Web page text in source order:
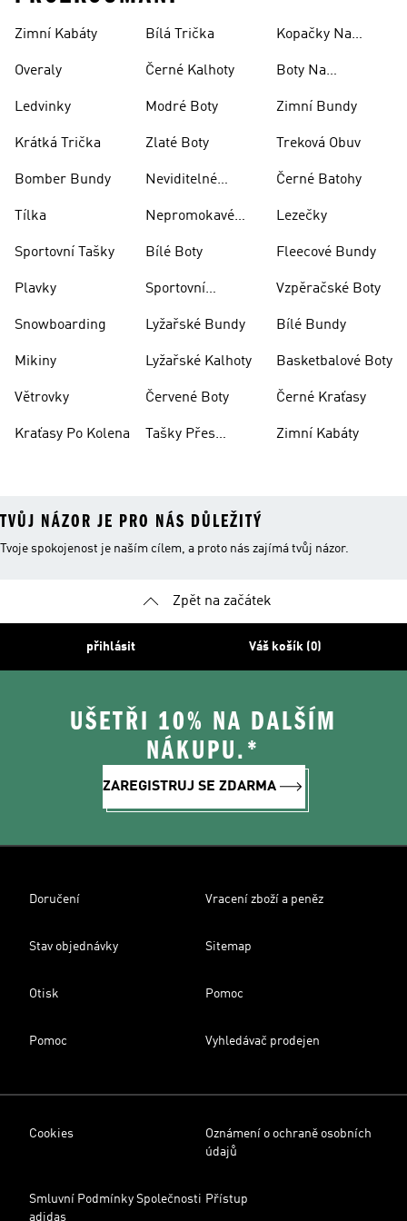
Zimní Kabáty
Overaly
Ledvinky
Krátká Trička
Bomber Bundy
Tílka
Sportovní Tašky
Plavky
Snowboarding
Mikiny
Větrovky
Kraťasy Po Kolena
Bílá Trička
Černé Kalhoty
Modré Boty
Zlaté Boty
Neviditelné
Nepromokavé
Bílé Boty
Sportovní
Lyžařské Bundy
Lyžařské Kalhoty
Červené Boty
Tašky Přes
Kopačky Na
Boty Na
Zimní Bundy
Treková Obuv
Černé Batohy
Lezečky
Fleecové Bundy
Vzpěračské Boty
Bílé Bundy
Basketbalové Boty
Černé Kraťasy
Zimní Kabáty
TVŮJ NÁZOR JE PRO NÁS DŮLEŽITÝ
Tvoje spokojenost je naším cílem, a proto nás zajímá tvůj názor.
Zpět na začátek
přihlásit Váš košík (0)
UŠETŘI 10% NA DALŠÍM
NÁKUPU.*
ZAREGISTRUJ SE ZDARMA
Doručení Vracení zboží a peněz
Stav objednávky Sitemap
Otisk Pomoc
Pomoc Vyhledávač prodejen
Cookies
Oznámení o ochraně osobních
údajů
Smluvní Podmínky Společnosti
adidas
Přístup